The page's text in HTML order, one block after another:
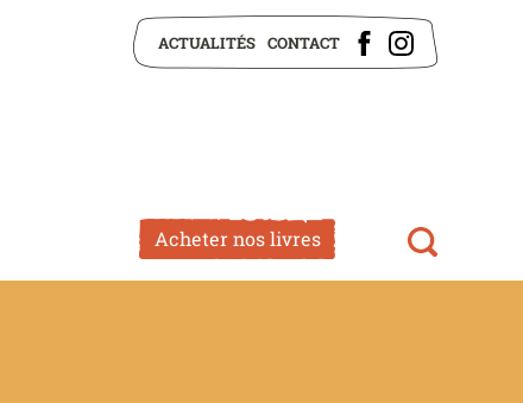
ACTUALITÉS CONTACT
Acheter nos livres